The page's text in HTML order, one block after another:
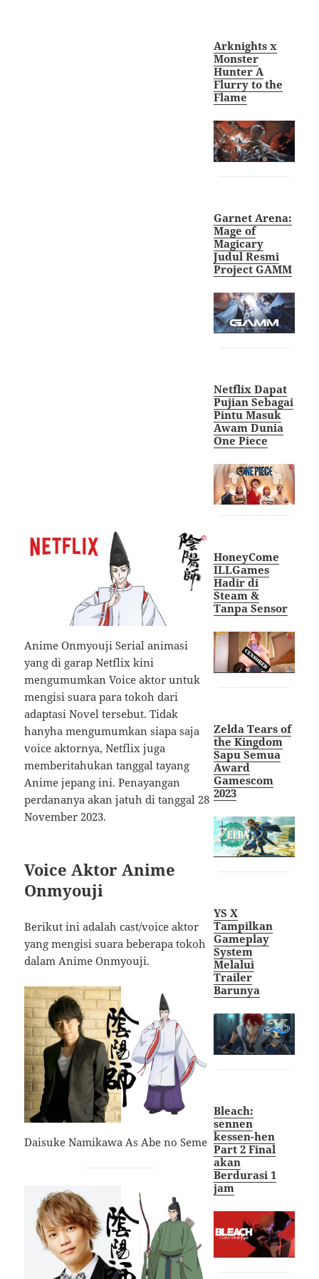
Anime Onmyouji Serial animasi
yang di garap Netflix kini
mengumumkan Voice aktor untuk
mengisi suara para tokoh dari
adaptasi Novel tersebut. Tidak
hanyha mengumumkan siapa saja
voice aktornya, Netflix juga
memberitahukan tanggal tayang
Anime jepang ini. Penayangan
perdananya akan jatuh di tanggal 28
November 2023.
Voice Aktor Anime
Onmyouji
Berikut ini adalah cast/voice aktor
yang mengisi suara beberapa tokoh
dalam Anime Onmyouji.
Daisuke Namikawa As Abe no Seme
Arknights x
Monster
Hunter A
Flurry to the
Flame
Garnet Arena:
Mage of
Magicary
Judul Resmi
Project GAMM
Netflix Dapat
Pujian Sebagai
Pintu Masuk
Awam Dunia
One Piece
HoneyCome
ILLGames
Hadir di
Steam &
Tanpa Sensor
Zelda Tears of
the Kingdom
Sapu Semua
Award
Gamescom
2023
YS X
Tampilkan
Gameplay
System
Melalui
Trailer
Barunya
Bleach:
sennen
kessen-hen
Part 2 Final
akan
Berdurasi 1
jam